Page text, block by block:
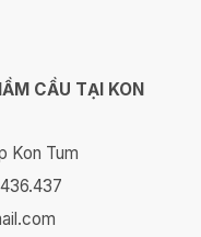
CẦU TẠI KON
Kon Tum